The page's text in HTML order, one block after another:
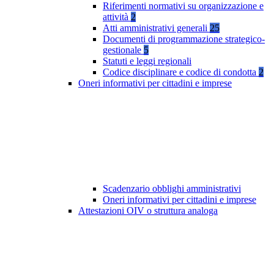
Riferimenti normativi su organizzazione e
attività 2
Atti amministrativi generali 25
Documenti di programmazione strategico-
gestionale 5
Statuti e leggi regionali
Codice disciplinare e codice di condotta 2
Oneri informativi per cittadini e imprese
Scadenzario obblighi amministrativi
Oneri informativi per cittadini e imprese
Attestazioni OIV o struttura analoga